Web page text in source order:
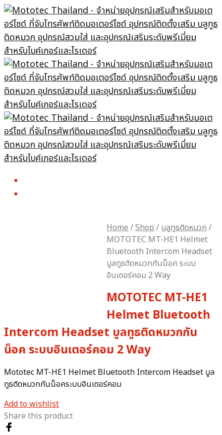
Home/Shop/บลูทูธติดหมวก/
MOTOTEC MT-HE1 Helmet
Bluetooth Intercom Headset
บูลทูธติดหมวกกันน็อค ระบบ
อินเตอร์คอม 2 Way
MOTOTEC MT-HE1
Helmet Bluetooth
Intercom Headset บูลทูธติดหมวกกัน
น็อค ระบบอินเตอร์คอม 2 Way
Mototec MT-HE1 Helmet Bluetooth Intercom Headset บูล
ทูธติดหมวกกันน็อคระบบอินเตอร์คอม
Add to wishlist
Share this product